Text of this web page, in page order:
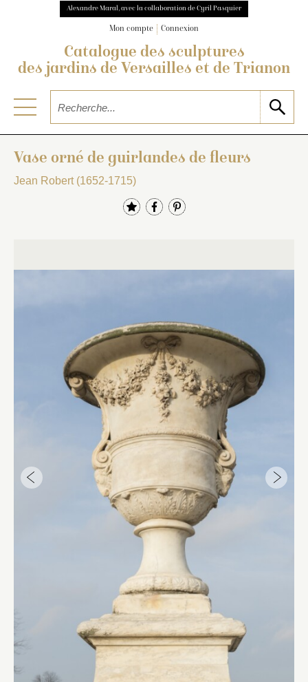
Alexandre Maral, avec la collaboration de Cyril Pasquier
Mon compte Connexion
Catalogue des sculptures
des jardins de Versailles et de Trianon
Vase orné de guirlandes de fleurs
Jean Robert (1652-1715)